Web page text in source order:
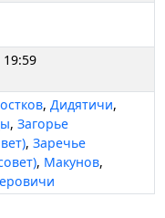
19:59
,Дидятичи,
,Загорье
,Заречье
, Макунов,